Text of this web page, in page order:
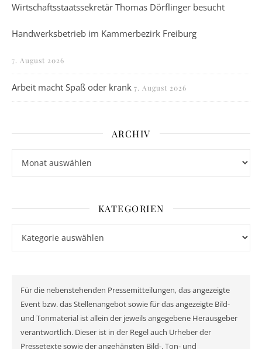
Wirtschaftsstaatssekretär Thomas Dörflinger besucht
Handwerksbetrieb im Kammerbezirk Freiburg
7. August 2026
Arbeit macht Spaß oder krank 7. August 2026
ARCHIV
KATEGORIEN
Für die nebenstehenden Pressemitteilungen, das angezeigte
Event bzw. das Stellenangebot sowie für das angezeigte Bild-
und Tonmaterial ist allein der jeweils angegebene Herausgeber
verantwortlich. Dieser ist in der Regel auch Urheber der
Pressetexte sowie der angehängten Bild-, Ton- und